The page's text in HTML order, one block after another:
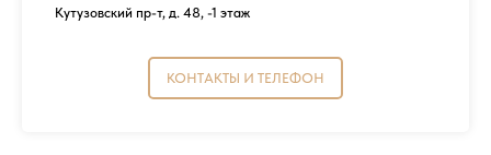
Кутузовский пр-т, д. 48, -1 этаж
КОНТАКТЫ И ТЕЛЕФОН